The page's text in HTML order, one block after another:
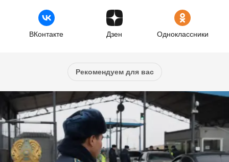
ВКонтакте Дзен Одноклассники
Рекомендуем для вас